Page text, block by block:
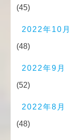
(45)
2022年10月
(48)
2022年9月
(52)
2022年8月
(48)